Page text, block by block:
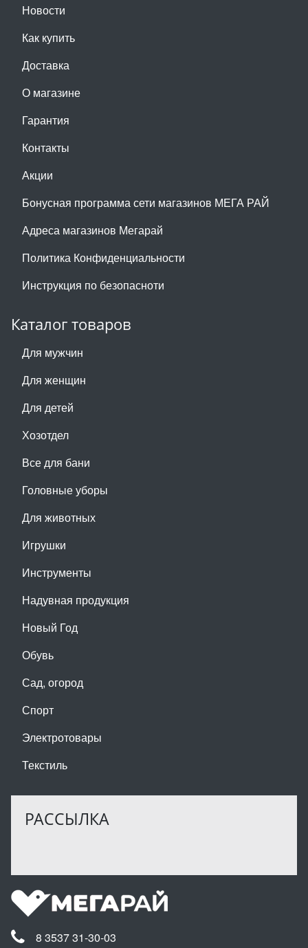
Новости
Как купить
Доставка
О магазине
Гарантия
Контакты
Акции
Бонусная программа сети магазинов МЕГА РАЙ
Адреса магазинов Мегарай
Политика Конфиденциальности
Инструкция по безопасноти
Каталог товаров
Для мужчин
Для женщин
Для детей
Хозотдел
Все для бани
Головные уборы
Для животных
Игрушки
Инструменты
Надувная продукция
Новый Год
Обувь
Сад, огород
Спорт
Электротовары
Текстиль
РАССЫЛКА
8 3537 31-30-03